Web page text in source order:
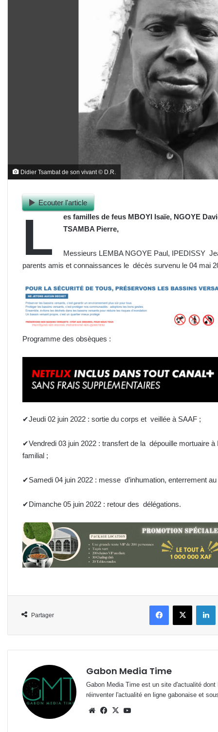
Didier Tsambat de son vivant © D.R.
Ecouter l'article
L
es familles de feus MBOYI Isaïe, NGOYE
TSAMBA Pierre,
Messieurs LEMBA NGOYE Paul, IPEDISSY
parents amis et connaissances le décès survenu le 04 mai
Programme des obsèques :
✔Jeudi 02 juin 2022 : sortie du corps et veillée à SAAF ;
✔Vendredi 03 juin 2022 : transfert de la dépouille mortuaire
familial ;
✔Samedi 04 juin 2022 : messe d’inhumation, enterrement
✔Dimanche 05 juin 2022 : retour des délégations.
Partager
FacebookX
Gabon Media Time
Gabon Media Time est un site d'actualité
réinventer l'actualité en ligne gabonaise et
WebsiteFacebook
X